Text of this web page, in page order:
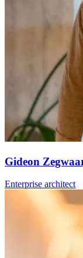
Gideon
Enterprise architect